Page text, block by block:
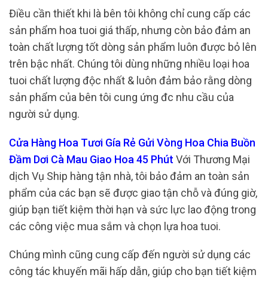
Điều cần thiết khi là bên tôi không chỉ cung cấp các
sản phẩm hoa tuoi giá thấp, nhưng còn bảo đảm an
toàn chất lượng tốt dòng sản phẩm luôn được bỏ lên
trên bậc nhất. Chúng tôi dùng những nhiều loại hoa
tuoi chất lượng độc nhất & luôn đảm bảo rằng dòng
sản phẩm của bên tôi cung ứng đc nhu cầu của
người sử dụng.
Cửa Hàng Hoa Tươi Gía Rẻ Gửi Vòng Hoa Chia Buồn
Đầm Dơi Cà Mau Giao Hoa 45 Phút Với Thương Mại
dịch Vụ Ship hàng tận nhà, tôi bảo đảm an toàn sản
phẩm của các bạn sẽ được giao tận chỗ và đúng giờ,
giúp bạn tiết kiệm thời hạn và sức lực lao động trong
các công việc mua sắm và chọn lựa hoa tuoi.
Chúng mình cũng cung cấp đến người sử dụng các
công tác khuyến mãi hấp dẫn, giúp cho bạn tiết kiệm